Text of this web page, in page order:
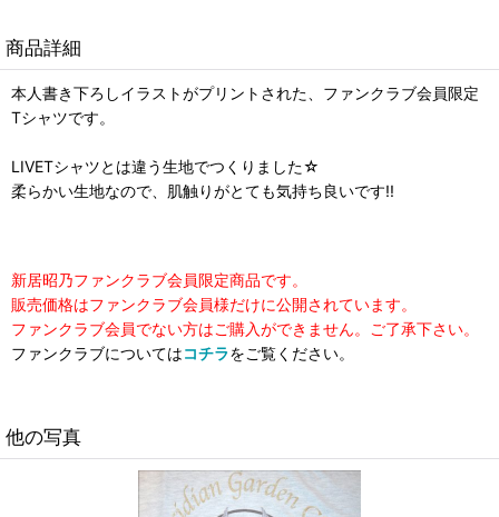
商品詳細
本人書き下ろしイラストがプリントされた、ファンクラブ会員限定
Tシャツです。
LIVETシャツとは違う生地でつくりました☆
柔らかい生地なので、肌触りがとても気持ち良いです!!
新居昭乃ファンクラブ会員限定商品です。
販売価格はファンクラブ会員様だけに公開されています。
ファンクラブ会員でない方はご購入ができません。ご了承下さい。
ファンクラブについてはコチラをご覧ください。
他の写真